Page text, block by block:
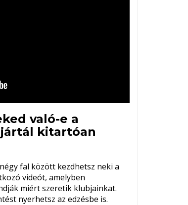
való-e a
jártál kitartóan
fal között kezdhetsz neki a
videót, amelyben
miért szeretik klubjainkat.
nyerhetsz az edzésbe is.